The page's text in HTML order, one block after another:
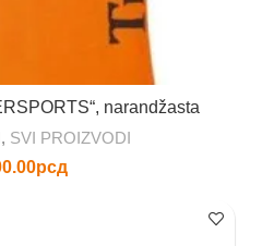
narandžasta
, SVI PROIZVODI
рсд